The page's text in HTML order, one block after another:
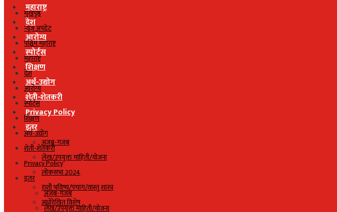
महाराष्ट्र
देश
आरोग्य
स्पोर्ट्स
शिक्षण
अर्थ-उद्योग
शेती-शेतकरी
Privacy Policy
इतर
अजब-गजब
लेख/उपयुक्त माहिती/योजना
लोकसभा 2024
राशी भविष्य/पंचांग/वास्तु शास्त्र
अधोरेखित विशेष
मुखपृष्ठ
न्यूज अपडेट
पश्चिम महाराष्ट्र
महाराष्ट्र
देश
आरोग्य
स्पोर्ट्स
शिक्षण
अर्थ-उद्योग
शेती-शेतकरी
Privacy Policy
इतर
अजब-गजब
लेख/उपयुक्त माहिती/योजना